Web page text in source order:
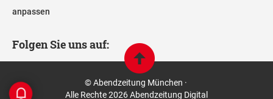
anpassen
Folgen Sie uns auf:
© Abendzeitung München ·
Alle Rechte 2026 Abendzeitung Digital